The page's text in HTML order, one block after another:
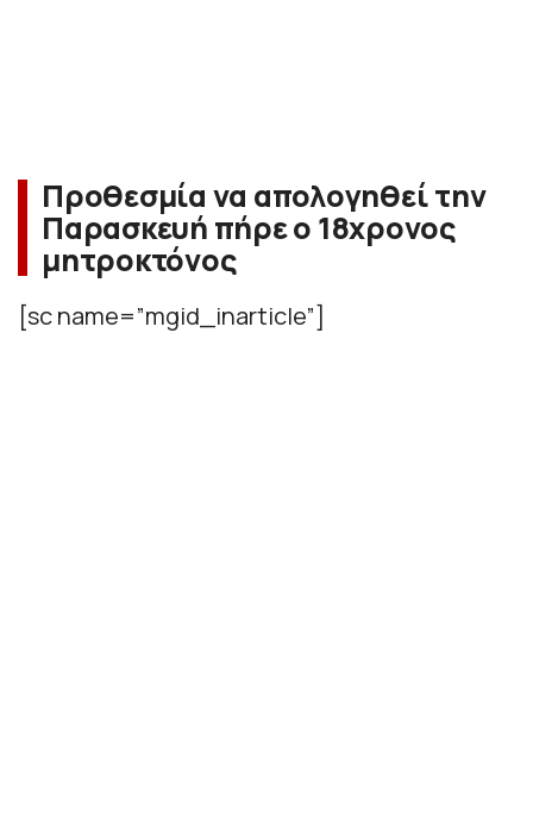
Προθεσμία να απολογηθεί την
Παρασκευή πήρε ο 18χρονος
μητροκτόνος
[sc name=”mgid_inarticle”]